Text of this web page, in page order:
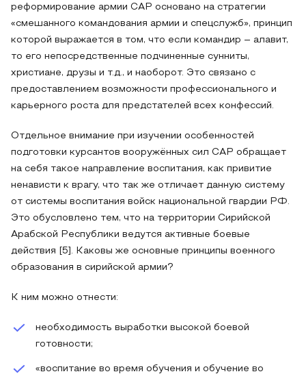
реформирование армии САР основано на стратегии
«смешанного командования армии и спецслужб», принцип
которой выражается в том, что если командир – алавит,
то его непосредственные подчиненные сунниты,
христиане, друзы и т.д., и наоборот. Это связано с
предоставлением возможности профессионального и
карьерного роста для предстателей всех конфессий.
Отдельное внимание при изучении особенностей
подготовки курсантов вооружённых сил САР обращает
на себя такое направление воспитания, как привитие
ненависти к врагу, что так же отличает данную систему
от системы воспитания войск национальной гвардии РФ.
Это обусловлено тем, что на территории Сирийской
Арабской Республики ведутся активные боевые
действия [5]. Каковы же основные принципы военного
образования в сирийской армии?
К ним можно отнести:
необходимость выработки высокой боевой
готовности;
«воспитание во время обучения и обучение во